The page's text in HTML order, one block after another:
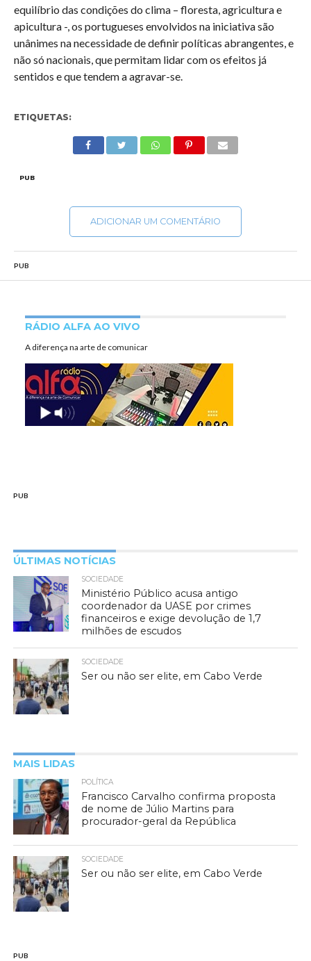
equilíbrio das condições do clima – floresta, agricultura e
apicultura -, os portugueses envolvidos na iniciativa são
unânimes na necessidade de definir políticas abrangentes, e
não só nacionais, que permitam lidar com os efeitos já
sentidos e que tendem a agravar-se.
ETIQUETAS:
PUB
ADICIONAR UM COMENTÁRIO
PUB
RÁDIO ALFA AO VIVO
A diferença na arte de comunicar
PUB
ÚLTIMAS NOTÍCIAS
SOCIEDADE
Ministério Público acusa antigo
coordenador da UASE por crimes
financeiros e exige devolução de 1,7
milhões de escudos
SOCIEDADE
Ser ou não ser elite, em Cabo Verde
MAIS LIDAS
POLÍTICA
Francisco Carvalho confirma proposta
de nome de Júlio Martins para
procurador-geral da República
SOCIEDADE
Ser ou não ser elite, em Cabo Verde
PUB